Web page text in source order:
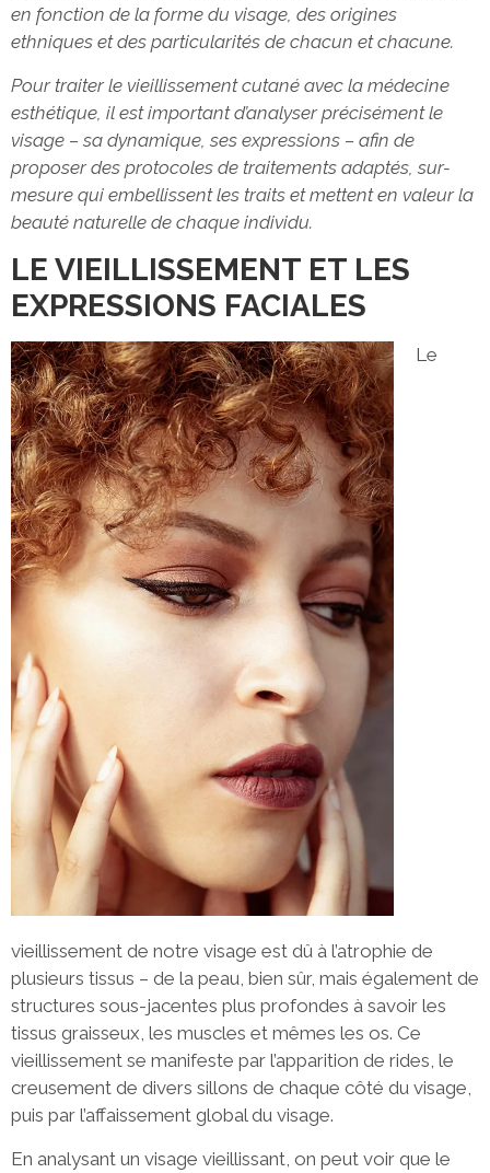
en fonction de la forme du visage, des origines
ethniques et des particularités de chacun et chacune.
Pour traiter le vieillissement cutané avec la médecine
esthétique, il est important d’analyser précisément le
visage – sa dynamique, ses expressions – afin de
proposer des protocoles de traitements adaptés, sur-
mesure qui embellissent les traits et mettent en valeur la
beauté naturelle de chaque individu.
LE VIEILLISSEMENT ET LES
EXPRESSIONS FACIALES
Le
vieillissement de notre visage est dû à l’atrophie de
plusieurs tissus – de la peau, bien sûr, mais également de
structures sous-jacentes plus profondes à savoir les
tissus graisseux, les muscles et mêmes les os. Ce
vieillissement se manifeste par l’apparition de rides, le
creusement de divers sillons de chaque côté du visage,
puis par l’affaissement global du visage.
En analysant un visage vieillissant, on peut voir que le